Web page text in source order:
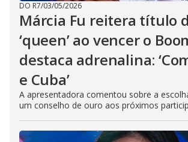
DO R7/03/05/2026
Márcia Fu reitera título
‘queen’ ao vencer o
destaca adrenalina:
e Cuba’
A apresentadora comentou sobre a
um conselho de ouro aos próximos